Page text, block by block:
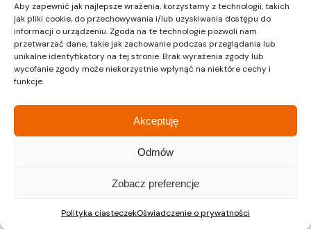
Aby zapewnić jak najlepsze wrażenia, korzystamy z technologii, takich
jak pliki cookie, do przechowywania i/lub uzyskiwania dostępu do
informacji o urządzeniu. Zgoda na te technologie pozwoli nam
przetwarzać dane, takie jak zachowanie podczas przeglądania lub
unikalne identyfikatory na tej stronie. Brak wyrażenia zgody lub
wycofanie zgody może niekorzystnie wpłynąć na niektóre cechy i
funkcje.
Akceptuję
Odmów
Zobacz preferencje
Polityka ciasteczekOświadczenie o prywatności
Sprawdź nasze najnowsze inwestycje i skontaktuj
się z nami, aby dowiedzieć się więcej. Z
przyjemnością odpowiemy na wszystkie pytania i
pomożemy w wyborze idealnego mieszkania.
ŚwiatoVida, Warszawa